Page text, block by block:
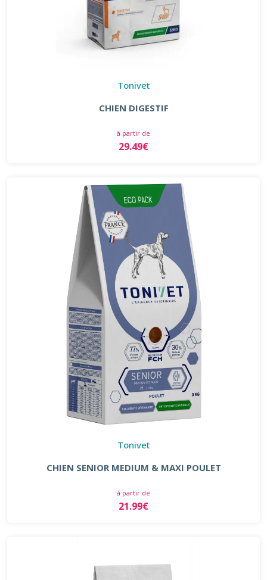
Tonivet
CHIEN DIGESTIF
à partir de
29.49€
Tonivet
CHIEN SENIOR MEDIUM & MAXI POULET
à partir de
21.99€